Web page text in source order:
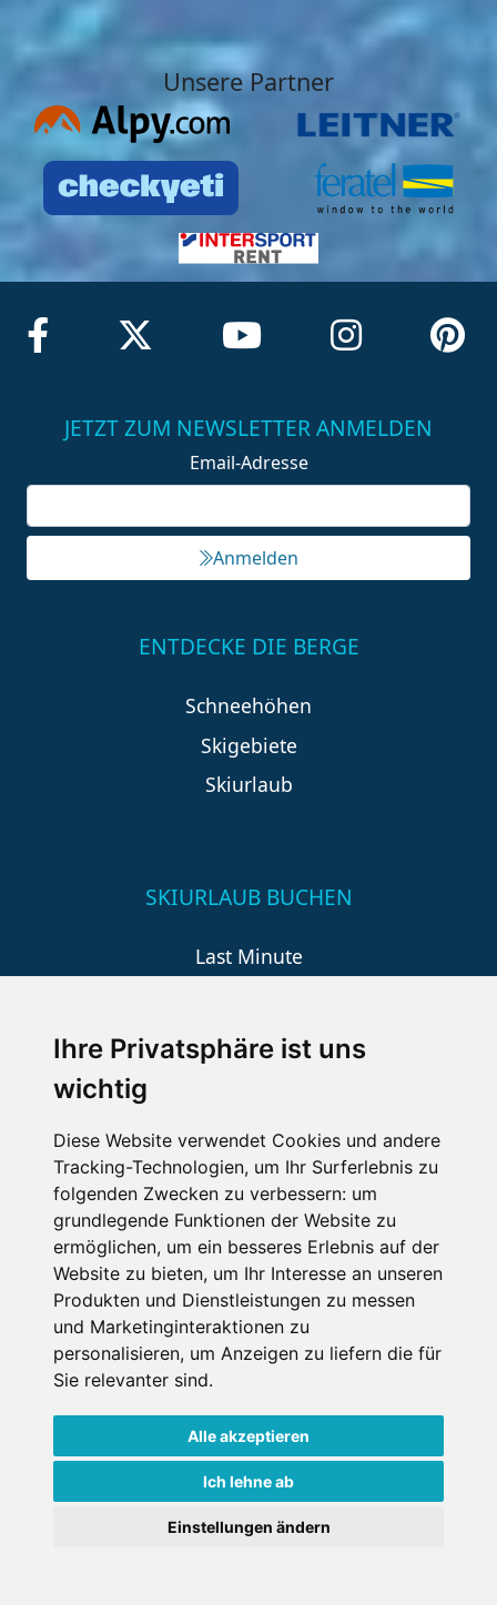
Ihre Privatsphäre ist uns
wichtig
Diese Website verwendet Cookies und andere
Tracking-Technologien, um Ihr Surferlebnis zu
folgenden Zwecken zu verbessern: um
grundlegende Funktionen der Website zu
ermöglichen, um ein besseres Erlebnis auf der
Website zu bieten, um Ihr Interesse an unseren
Produkten und Dienstleistungen zu messen
und Marketinginteraktionen zu
personalisieren, um Anzeigen zu liefern die für
Sie relevanter sind.
Alle akzeptieren
Ich lehne ab
Einstellungen ändern
Unsere Partner
JETZT ZUM NEWSLETTER ANMELDEN
Email-Adresse
Anmelden
ENTDECKE DIE BERGE
Schneehöhen
Skigebiete
Skiurlaub
SKIURLAUB BUCHEN
Last Minute
Wellness
SCHNEEHÖHEN SKI APP
Die Schneehoehen Ski APP für iOS und Android - Ein
Muss für alle Wintersportler und Schneefreaks!
Impressum
Datenschutz
Nutzungsbedingungen
Kontakt
Portale
FAQ Newsletter Mediadaten